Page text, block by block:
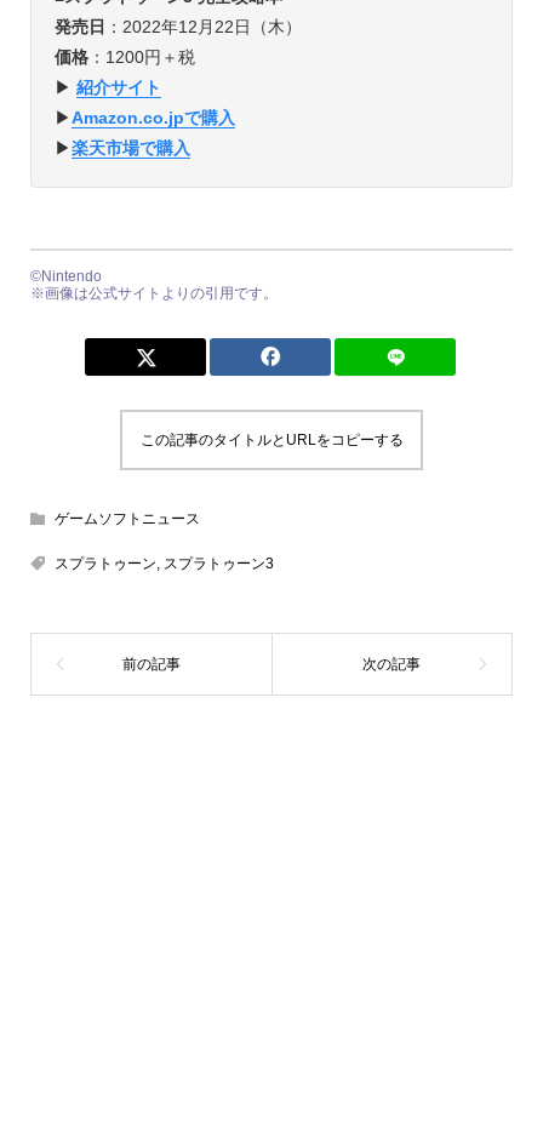
発売日 ：2022年12月22日（木）
価格：1200円＋税
▶ 紹介サイト
▶︎Amazon.co.jpで購入
▶︎楽天市場で購入
©︎Nintendo
※画像は公式サイトよりの引用です。
この記事のタイトルとURLをコピーする
ゲームソフトニュース
スプラトゥーン, スプラトゥーン3